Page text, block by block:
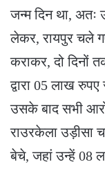
जन्म दिन था, अतः
लेकर, रायपुर चले
कराकर, दो दिनों
द्वारा 05 लाख
उसके बाद सभी
राउरकेला उड़ीसा
बेचे, जहां उन्हें 08